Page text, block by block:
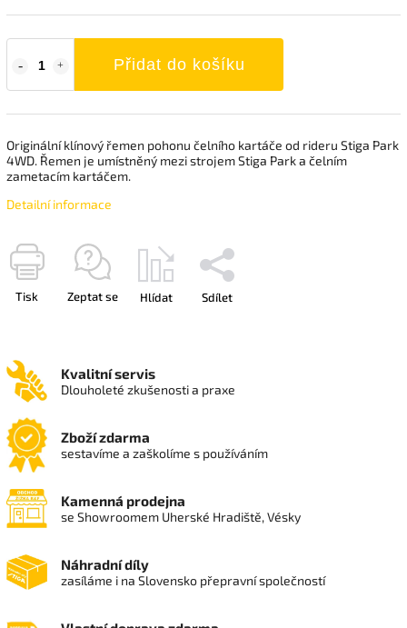
Přidat do košíku
Originální klínový řemen pohonu čelního kartáče od rideru Stiga Park
4WD. Řemen je umístněný mezi strojem Stiga Park a čelním
zametacím kartáčem.
Detailní informace
Tisk Zeptat se Hlídat Sdílet
Kvalitní servis
Dlouholeté zkušenosti a praxe
Zboží zdarma
sestavíme a zaškolíme s používáním
Kamenná prodejna
se Showroomem Uherské Hradiště, Vésky
Náhradní díly
zasíláme i na Slovensko přepravní společností